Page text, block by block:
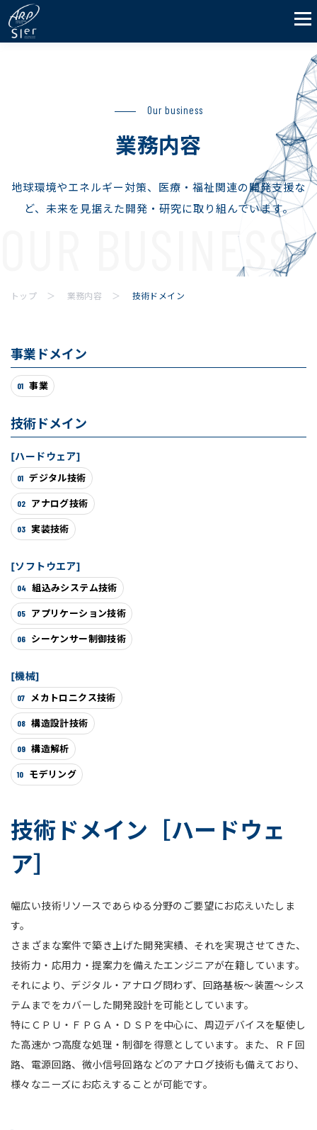
Our business
業務内容
地球環境やエネルギー対策、医療・福祉関連の開発支援な
ど、未来を見据えた開発・研究に取り組んでいます。
トップ 業務内容 技術ドメイン
事業ドメイン
01 事業
技術ドメイン
[ハードウェア]
01 デジタル技術
02 アナログ技術
03 実装技術
[ソフトウエア]
04 組込みシステム技術
05 アプリケーション技術
06 シーケンサー制御技術
[機械]
07 メカトロニクス技術
08 構造設計技術
09 構造解析
10 モデリング
技術ドメイン［ハードウェ
ア］
幅広い技術リソースであらゆる分野のご要望にお応えいたしま
す。
さまざまな案件で築き上げた開発実績、それを実現させてきた、
技術⼒・応⽤⼒・提案⼒を備えたエンジニアが在籍しています。
それにより、デジタル・アナログ問わず、回路基板〜装置〜シス
テムまでをカバーした開発設計を可能としています。
特にＣＰＵ・ＦＰＧＡ・ＤＳＰを中⼼に、周辺デバイスを駆使し
た⾼速かつ⾼度な処理・制御を得意としています。また、ＲＦ回
路、電源回路、微⼩信号回路などのアナログ技術も備えており、
様々なニーズにお応えすることが可能です。